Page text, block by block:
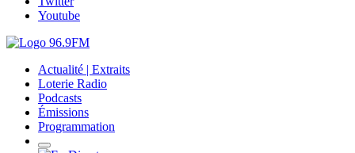
Youtube
Actualité | Extraits
Loterie Radio
Podcasts
Émissions
Programmation